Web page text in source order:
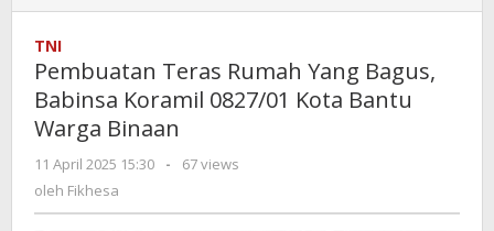
Teras
Bagus,
Babinsa
Warga
TNI
Pembuatan Teras Rumah Yang Bagus,
Babinsa Koramil 0827/01 Kota Bantu
Warga Binaan
11 April 2025 15:30
oleh
-
67 views
oleh Fikhesa